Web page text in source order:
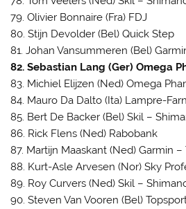
79. Olivier Bonnaire (Fra) FDJ
80. Stijn Devolder (Bel) Quick Step
81. Johan Vansummeren (Bel)
82. Sebastian Lang (Ger) Omega
83. Michiel Elijzen (Ned) Omega
84. Mauro Da Dalto (Ita) Lampre-
85. Bert De Backer (Bel) Skil –
86. Rick Flens (Ned) Rabobank
87. Martijn Maaskant (Ned) Garmin –
88. Kurt-Asle Arvesen (Nor) Sky
89. Roy Curvers (Ned) Skil –
90. Steven Van Vooren (Bel)